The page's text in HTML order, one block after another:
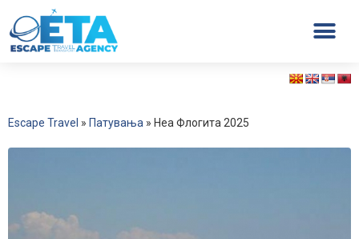
Escape Travel » Патувања » Неа Флогита 2025